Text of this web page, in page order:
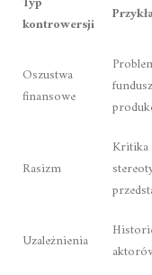
kontrowersji
Oszustwa
finansowe
Rasizm
Kritika
Uzależnienia